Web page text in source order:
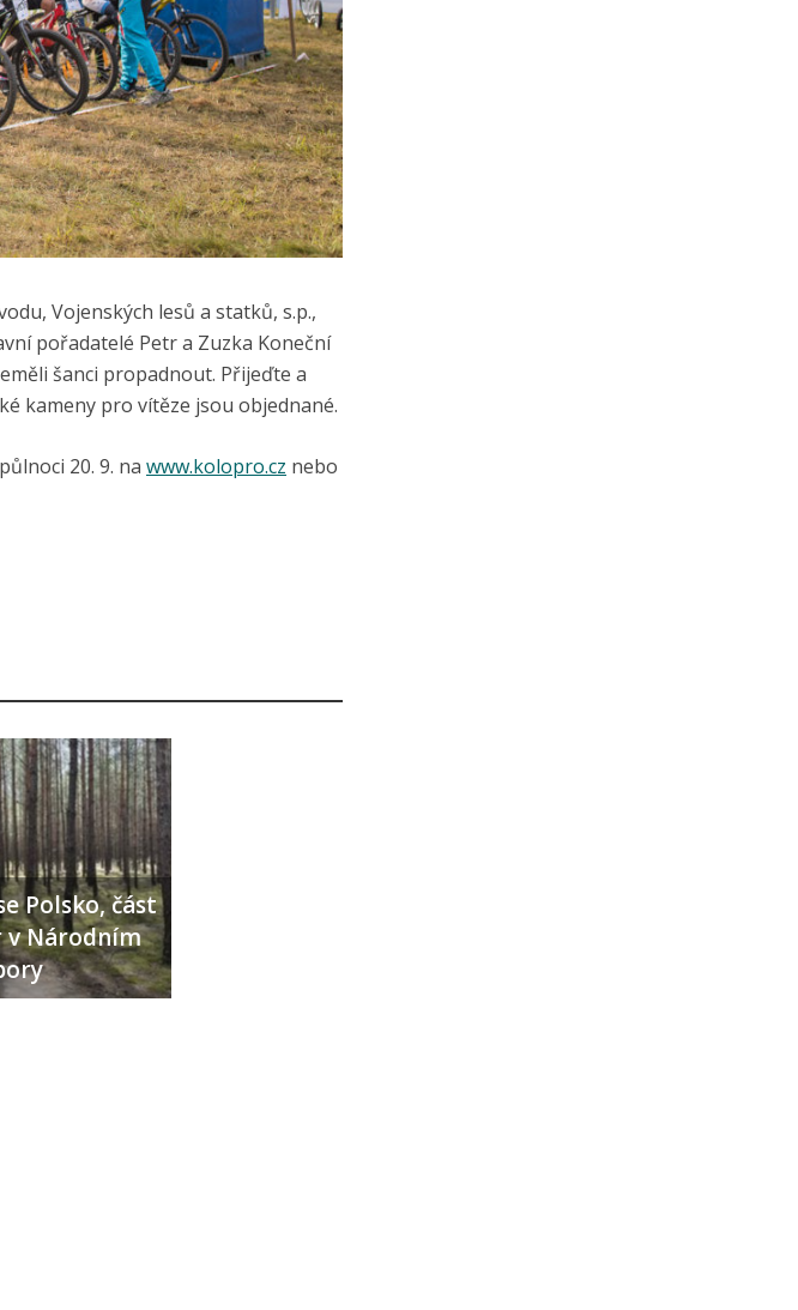
Vojenských lesů a statků, s.p.,
pořadatelé Petr a Zuzka Koneční
šanci propadnout. Přijeďte a
kameny pro vítěze jsou objednané.
20. 9. na www.kolopro.cz nebo
Polsko, část
v Národním